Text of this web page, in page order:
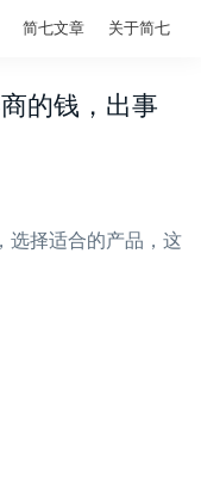
简七文章 关于简七
的钱，出事
选择适合的产品，这